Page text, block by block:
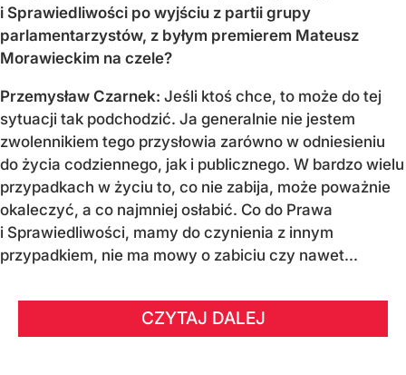
i Sprawiedliwości po wyjściu z partii grupy
parlamentarzystów, z byłym premierem Mateusz
Morawieckim na czele?
Przemysław Czarnek: Jeśli ktoś chce, to może do tej
sytuacji tak podchodzić. Ja generalnie nie jestem
zwolennikiem tego przysłowia zarówno w odniesieniu
do życia codziennego, jak i publicznego. W bardzo wielu
przypadkach w życiu to, co nie zabija, może poważnie
okaleczyć, a co najmniej osłabić. Co do Prawa
i Sprawiedliwości, mamy do czynienia z innym
przypadkiem, nie ma mowy o zabiciu czy nawet...
CZYTAJ DALEJ